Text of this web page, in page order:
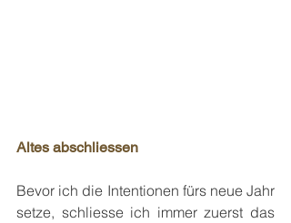
Altes abschliessen
Bevor ich die Intentionen fürs neue Jahr
setze, schliesse ich immer zuerst das